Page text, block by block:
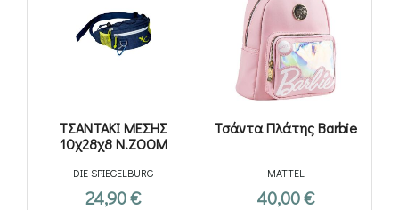
ΤΣΑΝΤΑΚΙ ΜΕΣΗΣ
10χ28χ8 N.ZOOM
DIE SPIEGELBURG
24,90€
Τσάντα Πλάτης Barbie
MATTEL
40,00€